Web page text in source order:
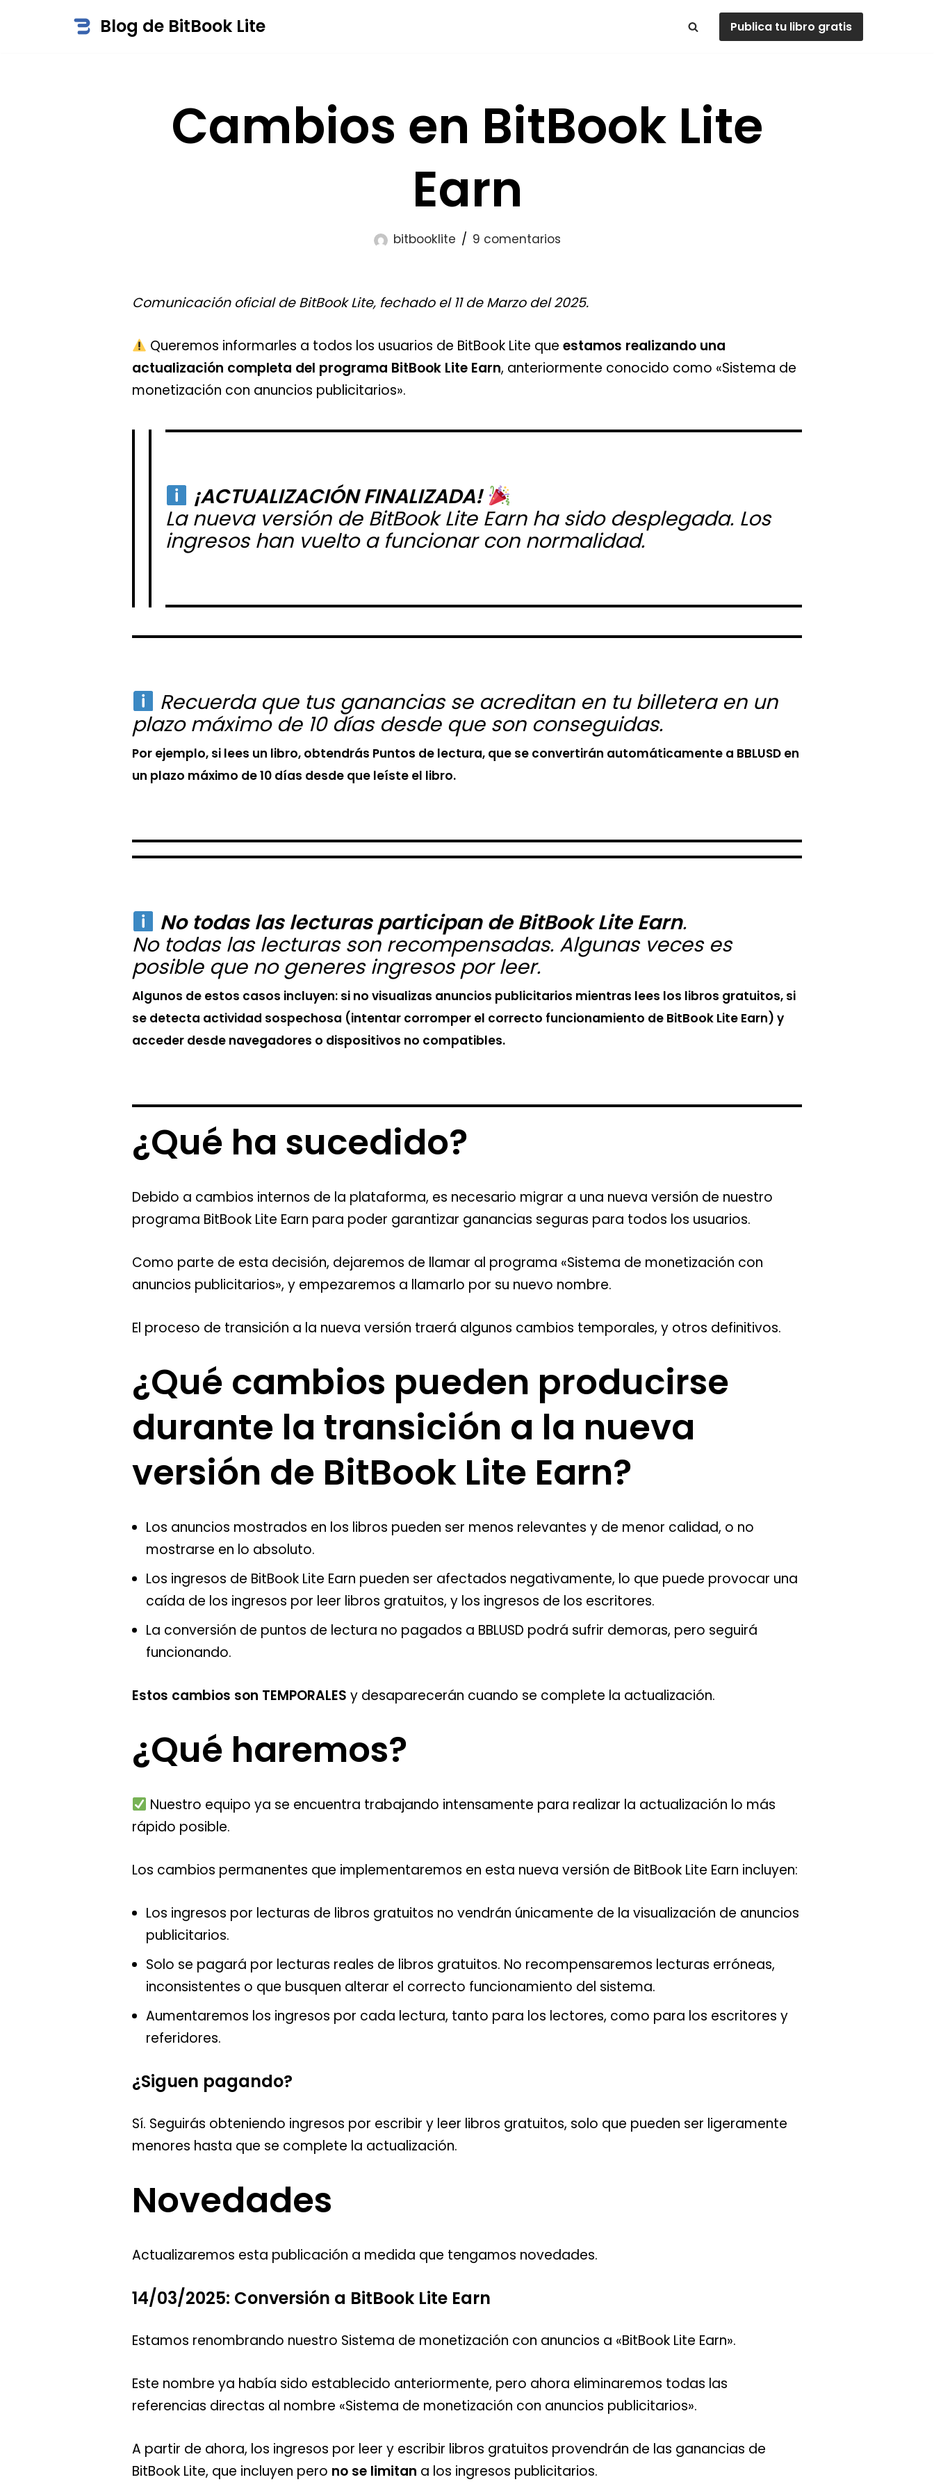
Blog de BitBook Lite Publica tu libro gratis
Cambios en BitBook Lite
Earn
bitbooklite 9 comentarios
Comunicación oficial de BitBook Lite, fechado el 11 de Marzo del 2025.
Queremos informarles a todos los usuarios de BitBook Lite queestamos realizando una
actualización completa del programa BitBook Lite Earn, anteriormente conocido como «Sistema de
monetización con anuncios publicitarios».
¡ACTUALIZACIÓN FINALIZADA!
La nueva versión de BitBook Lite Earn ha sido desplegada. Los
ingresos han vuelto a funcionar con normalidad.
Recuerda que tus ganancias se acreditan en tu billetera en un
plazo máximo de 10 días desde que son conseguidas.
Por ejemplo, si lees un libro, obtendrás Puntos de lectura, que se convertirán automáticamente a BBLUSD en
un plazo máximo de 10 días desde que leíste el libro.
No todas las lecturas participan de BitBook Lite Earn.
No todas las lecturas son recompensadas. Algunas veces es
posible que no generes ingresos por leer.
Algunos de estos casos incluyen: si no visualizas anuncios publicitarios mientras lees los libros gratuitos, si
se detecta actividad sospechosa (intentar corromper el correcto funcionamiento de BitBook Lite Earn) y
acceder desde navegadores o dispositivos no compatibles.
¿Qué ha sucedido?
Debido a cambios internos de la plataforma, es necesario migrar a una nueva versión de nuestro
programa BitBook Lite Earn para poder garantizar ganancias seguras para todos los usuarios.
Como parte de esta decisión, dejaremos de llamar al programa «Sistema de monetización con
anuncios publicitarios», y empezaremos a llamarlo por su nuevo nombre.
El proceso de transición a la nueva versión traerá algunos cambios temporales, y otros definitivos.
¿Qué cambios pueden producirse
durante la transición a la nueva
versión de BitBook Lite Earn?
Los anuncios mostrados en los libros pueden ser menos relevantes y de menor calidad, o no
mostrarse en lo absoluto.
Los ingresos de BitBook Lite Earn pueden ser afectados negativamente, lo que puede provocar una
caída de los ingresos por leer libros gratuitos, y los ingresos de los escritores.
La conversión de puntos de lectura no pagados a BBLUSD podrá sufrir demoras, pero seguirá
funcionando.
Estos cambios son TEMPORALES y desaparecerán cuando se complete la actualización.
¿Qué haremos?
Nuestro equipo ya se encuentra trabajando intensamente para realizar la actualización lo más
rápido posible.
Los cambios permanentes que implementaremos en esta nueva versión de BitBook Lite Earn incluyen:
Los ingresos por lecturas de libros gratuitos no vendrán únicamente de la visualización de anuncios
publicitarios.
Solo se pagará por lecturas reales de libros gratuitos. No recompensaremos lecturas erróneas,
inconsistentes o que busquen alterar el correcto funcionamiento del sistema.
Aumentaremos los ingresos por cada lectura, tanto para los lectores, como para los escritores y
referidores.
¿Siguen pagando?
Sí. Seguirás obteniendo ingresos por escribir y leer libros gratuitos, solo que pueden ser ligeramente
menores hasta que se complete la actualización.
Novedades
Actualizaremos esta publicación a medida que tengamos novedades.
14/03/2025: Conversión a BitBook Lite Earn
Estamos renombrando nuestro Sistema de monetización con anuncios a «BitBook Lite Earn».
Este nombre ya había sido establecido anteriormente, pero ahora eliminaremos todas las
referencias directas al nombre «Sistema de monetización con anuncios publicitarios».
A partir de ahora, los ingresos por leer y escribir libros gratuitos provendrán de las ganancias de
BitBook Lite, que incluyen pero no se limitan a los ingresos publicitarios.